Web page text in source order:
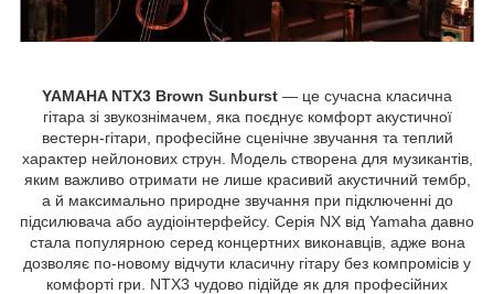
YAMAHA NTX3 Brown Sunburst — це сучасна класична
гітара зі звукознімачем, яка поєднує комфорт акустичної
вестерн-гітари, професійне сценічне звучання та теплий
характер нейлонових струн. Модель створена для музикантів,
яким важливо отримати не лише красивий акустичний тембр,
а й максимально природне звучання при підключенні до
підсилювача або аудіоінтерфейсу. Серія NX від Yamaha давно
стала популярною серед концертних виконавців, адже вона
дозволяє по-новому відчути класичну гітару без компромісів у
комфорті гри. NTX3 чудово підійде як для професійних